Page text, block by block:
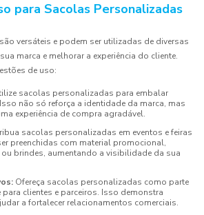
para Sacolas Personalizadas
versáteis e podem ser utilizadas de diversas
marca e melhorar a experiência do cliente.
de uso:
sacolas personalizadas para embalar
não só reforça a identidade da marca, mas
experiência de compra agradável.
sacolas personalizadas em eventos e feiras
preenchidas com material promocional,
brindes, aumentando a visibilidade da sua
Ofereça sacolas personalizadas como parte
para clientes e parceiros. Isso demonstra
a fortalecer relacionamentos comerciais.